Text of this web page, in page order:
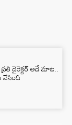
డైరెక్టర్ అదే మాట..